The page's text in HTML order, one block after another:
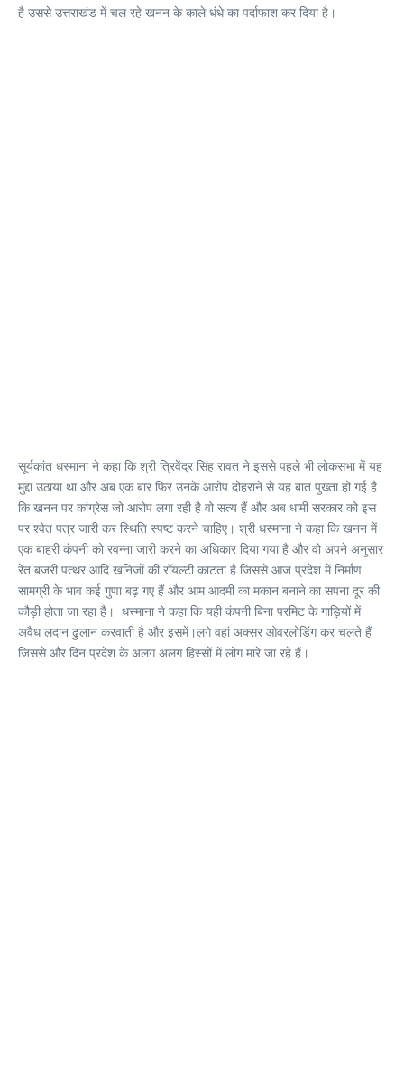
है उससे उत्तराखंड में चल रहे खनन के काले धंधे का पर्दाफाश कर दिया है।
सूर्यकांत धस्माना ने कहा कि श्री त्रिवेंद्र सिंह रावत ने इससे पहले भी लोकसभा में यह
मुद्दा उठाया था और अब एक बार फिर उनके आरोप दोहराने से यह बात पुख्ता हो गई है
कि खनन पर कांग्रेस जो आरोप लगा रही है वो सत्य हैं और अब धामी सरकार को इस
पर श्वेत पत्र जारी कर स्थिति स्पष्ट करने चाहिए। श्री धस्माना ने कहा कि खनन में
एक बाहरी कंपनी को रवन्ना जारी करने का अधिकार दिया गया है और वो अपने अनुसार
रेत बजरी पत्थर आदि खनिजों की रॉयल्टी काटता है जिससे आज प्रदेश में निर्माण
सामग्री के भाव कई गुणा बढ़ गए हैं और आम आदमी का मकान बनाने का सपना दूर की
कौड़ी होता जा रहा है। धस्माना ने कहा कि यही कंपनी बिना परमिट के गाड़ियों में
अवैध लदान ढुलान करवाती है और इसमें।लगे वहां अक्सर ओवरलोडिंग कर चलते हैं
जिससे और दिन प्रदेश के अलग अलग हिस्सों में लोग मारे जा रहे हैं।